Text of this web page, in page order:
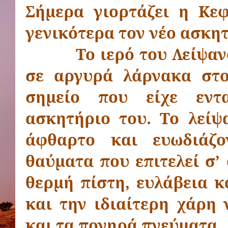
Σήμερα γιορτάζει η
γενικότερα τον νέο
Το ιερό του
σε αργυρά λάρνακα
σημείο που είχε
ασκητήριο του. Το
άφθαρτο και
θαύματα που επιτελεί
θερμή πίστη, ευλάβεια
και την ιδιαίτερη χάρη